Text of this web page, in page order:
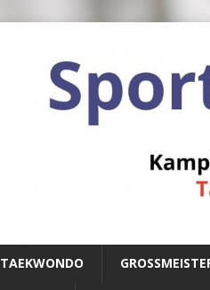
TAEKWONDO